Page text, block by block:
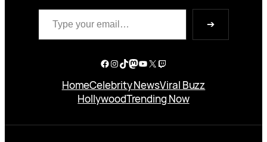
Type your email…
➔
Facebook
Instagram
TikTok
Mastodon
YouTube
X Twitch
HomeCelebrity NewsViral Buzz
HollywoodTrending Now